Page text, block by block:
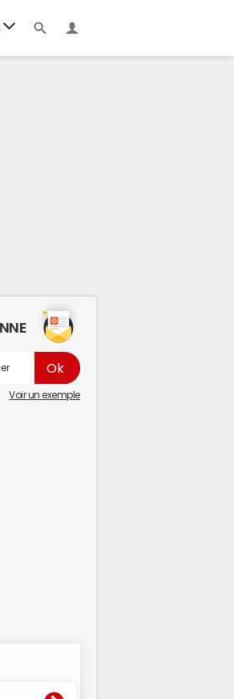
Voir un exemple